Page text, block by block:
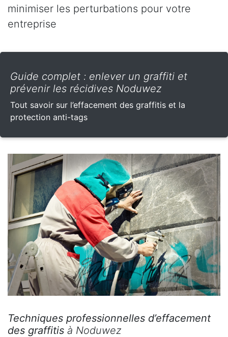
minimiser les perturbations pour votre
entreprise
Guide complet : enlever un graffiti et
prévenir les récidives Noduwez
Tout savoir sur l’effacement des graffitis et la
protection anti-tags
Techniques professionnelles d’effacement
des graffitis à Noduwez